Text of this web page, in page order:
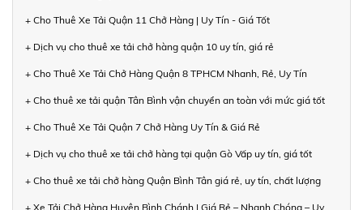
+ Cho Thuê Xe Tải Quận 11 Chở Hàng | Uy Tín - Giá Tốt
+ Dịch vụ cho thuê xe tải chở hàng quận 10 uy tín, giá rẻ
+ Cho Thuê Xe Tải Chở Hàng Quận 8 TPHCM Nhanh, Rẻ, Uy Tín
+ Cho thuê xe tải quận Tân Bình vận chuyển an toàn với mức giá tốt
+ Cho Thuê Xe Tải Quận 7 Chở Hàng Uy Tín & Giá Rẻ
+ Dịch vụ cho thuê xe tải chở hàng tại quận Gò Vấp uy tín, giá tốt
+ Cho thuê xe tải chở hàng Quận Bình Tân giá rẻ, uy tín, chất lượng
+ Xe Tải Chở Hàng Huyện Bình Chánh | Giá Rẻ – Nhanh Chóng – Uy